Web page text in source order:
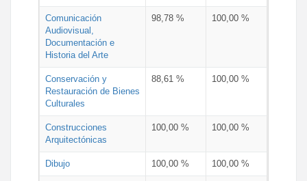
Comunicación
Audiovisual,
Documentación e
Historia del Arte
98,78 % 100,00 %
Conservación y
Restauración de Bienes
Culturales
88,61 % 100,00 %
Construcciones
Arquitectónicas
100,00 % 100,00 %
Dibujo 100,00 % 100,00 %